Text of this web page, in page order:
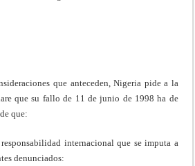
que anteceden, Nigeria pide a la
que su fallo de 11 de junio de 1998 ha de
que:
internacional que se imputa a
denunciados: